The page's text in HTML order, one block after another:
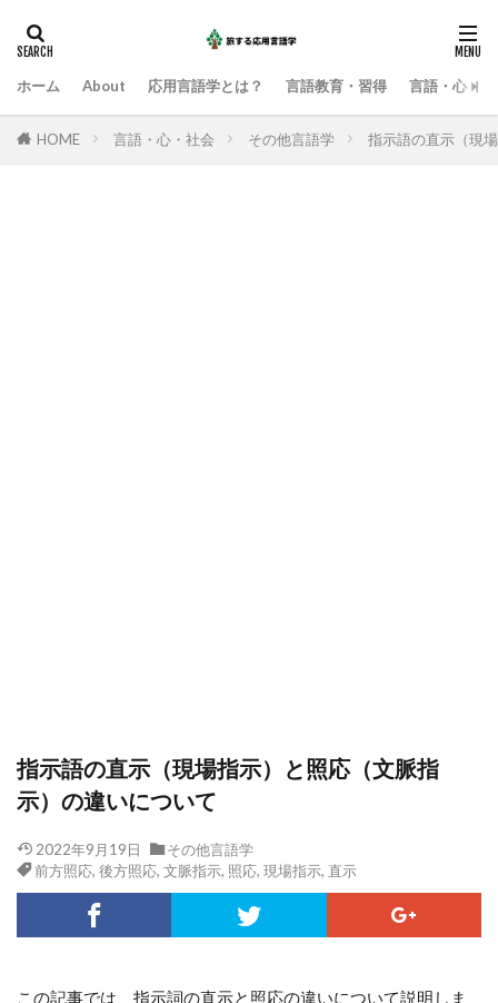
ホーム About 応用言語学とは？ 言語教育・習得 言語・心・
HOME 言語・心・社会 その他言語学 指示語の直示（現
指示語の直示（現場指示）と照応（文脈指
示）の違いについて
2022年9月19日
その他言語学
前方照応, 後方照応, 文脈指示, 照応, 現場指示, 直示
この記事では、指示詞の直示と照応の違いについて説明しま